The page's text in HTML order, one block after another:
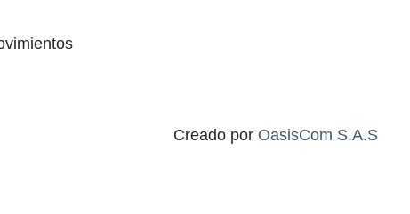
Creado por OasisCom S.A.S